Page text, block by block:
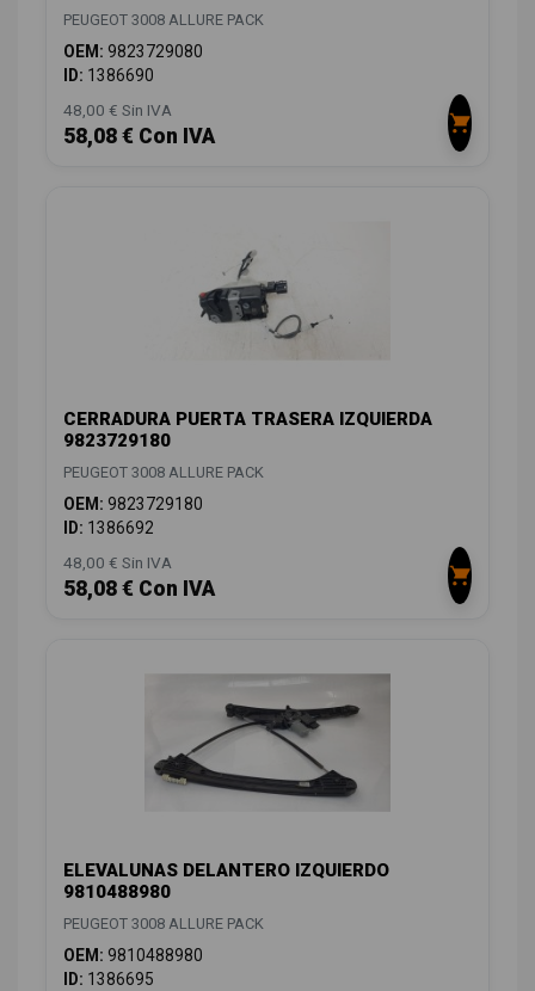
PEUGEOT 3008 ALLURE PACK
OEM: 9823729080
ID: 1386690
48,00 € Sin IVA
58,08 € Con IVA
CERRADURA PUERTA TRASERA IZQUIERDA
9823729180
PEUGEOT 3008 ALLURE PACK
OEM: 9823729180
ID: 1386692
48,00 € Sin IVA
58,08 € Con IVA
ELEVALUNAS DELANTERO IZQUIERDO
9810488980
PEUGEOT 3008 ALLURE PACK
OEM: 9810488980
ID: 1386695